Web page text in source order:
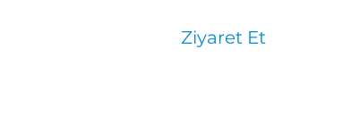
Ziyaret Et